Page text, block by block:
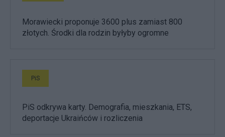
Morawiecki proponuje 3600 plus zamiast 800
złotych. Środki dla rodzin byłyby ogromne
PiS
PiS odkrywa karty. Demografia, mieszkania, ETS,
deportacje Ukraińców i rozliczenia